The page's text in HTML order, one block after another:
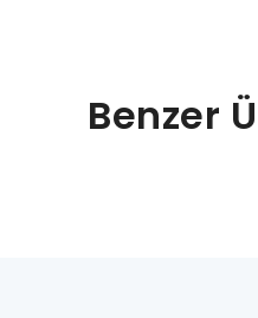
Benzer